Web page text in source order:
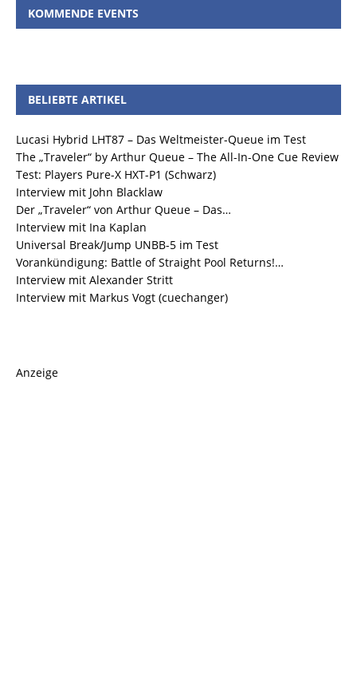
KOMMENDE EVENTS
BELIEBTE ARTIKEL
Lucasi Hybrid LHT87 – Das Weltmeister-Queue im Test
The „Traveler“ by Arthur Queue – The All-In-One Cue Review
Test: Players Pure-X HXT-P1 (Schwarz)
Interview mit John Blacklaw
Der „Traveler“ von Arthur Queue – Das…
Interview mit Ina Kaplan
Universal Break/Jump UNBB-5 im Test
Vorankündigung: Battle of Straight Pool Returns!…
Interview mit Alexander Stritt
Interview mit Markus Vogt (cuechanger)
Anzeige